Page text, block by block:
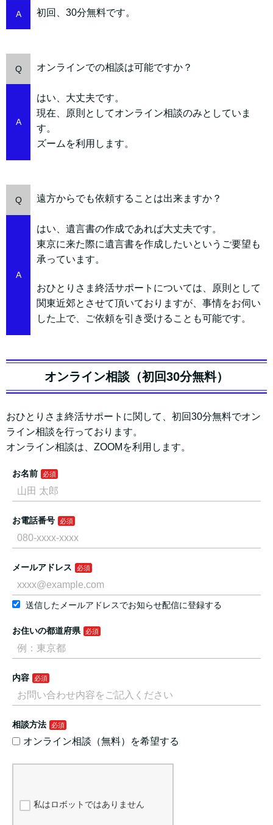
A 初回、30分無料です。
Q オンラインでの相談は可能ですか？
A
はい、大丈夫です。
現在、原則としてオンライン相談のみとしていま
す。
ズームを利用します。
Q 遠方からでも依頼することは出来ますか？
A
はい、遺言書の作成であれば大丈夫です。
東京に来た際に遺言書を作成したいというご要望も
承っています。
おひとりさま終活サポートについては、原則として
関東近郊とさせて頂いておりますが、事情をお伺い
した上で、ご依頼を引き受けることも可能です。
オンライン相談（初回30分無料）
おひとりさま終活サポートに関して、初回30分無料でオン
ライン相談を行っております。
オンライン相談は、ZOOMを利用します。
お名前
お電話番号
メールアドレス
送信したメールアドレスでお知らせ配信に登録する
お住いの都道府県
内容
相談方法
オンライン相談（無料）を希望する
私はロボットではありません